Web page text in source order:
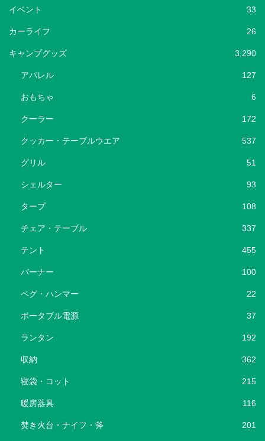
イベント 33
カーライフ 26
キャンプグッズ 3,290
アパレル 127
おもちゃ 6
クーラー 172
クッカー・テーブルウエア 537
グリル 51
シェルター 93
タープ 108
チェア・テーブル 337
テント 455
バーナー 100
ペグ・ハンマー 22
ポータブル電源 37
ランタン 192
収納 362
寝袋・コット 215
暖房器具 116
焚き火台・ナイフ・斧 201